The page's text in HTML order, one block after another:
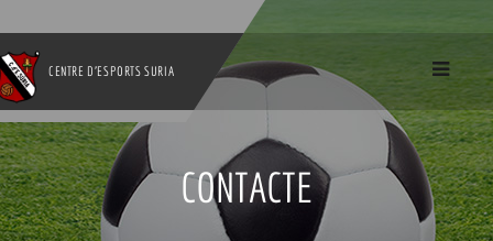
CENTRE D'ESPORTS SURIA
CONTACTE